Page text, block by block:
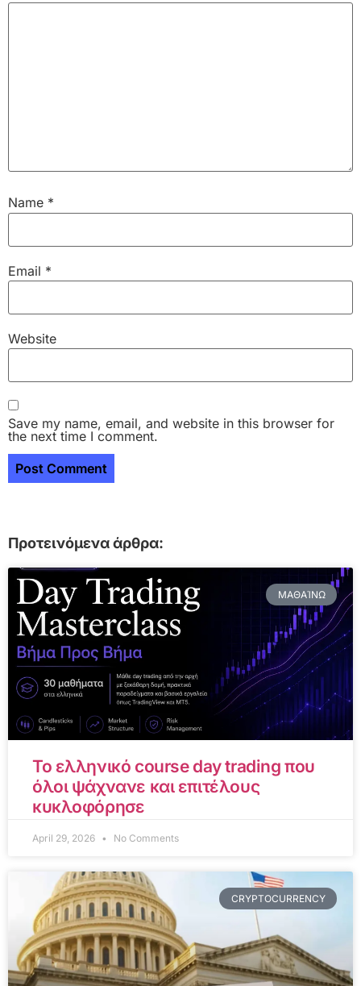
Name *
Email *
Website
Save my name, email, and website in this browser for
the next time I comment.
Προτεινόμενα άρθρα:
ΜΑΘΑΊΝΩ
Το ελληνικό course day trading που
όλοι ψάχνανε και επιτέλους
κυκλοφόρησε
April 29, 2026 No Comments
CRYPTOCURRENCY